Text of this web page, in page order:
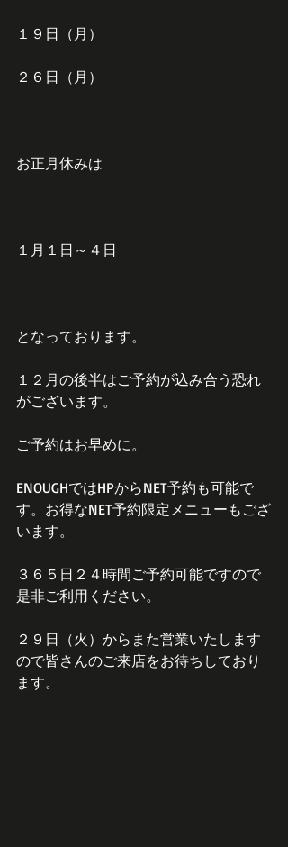
１９日（月）
２６日（月）
お正月休みは
１月１日～４日
となっております。
１２月の後半はご予約が込み合う恐れ
がございます。
ご予約はお早めに。
ENOUGHではHPからNET予約も可能で
す。お得なNET予約限定メニューもござ
います。
３６５日２４時間ご予約可能ですので
是非ご利用ください。
２９日（火）からまた営業いたします
ので皆さんのご来店をお待ちしており
ます。